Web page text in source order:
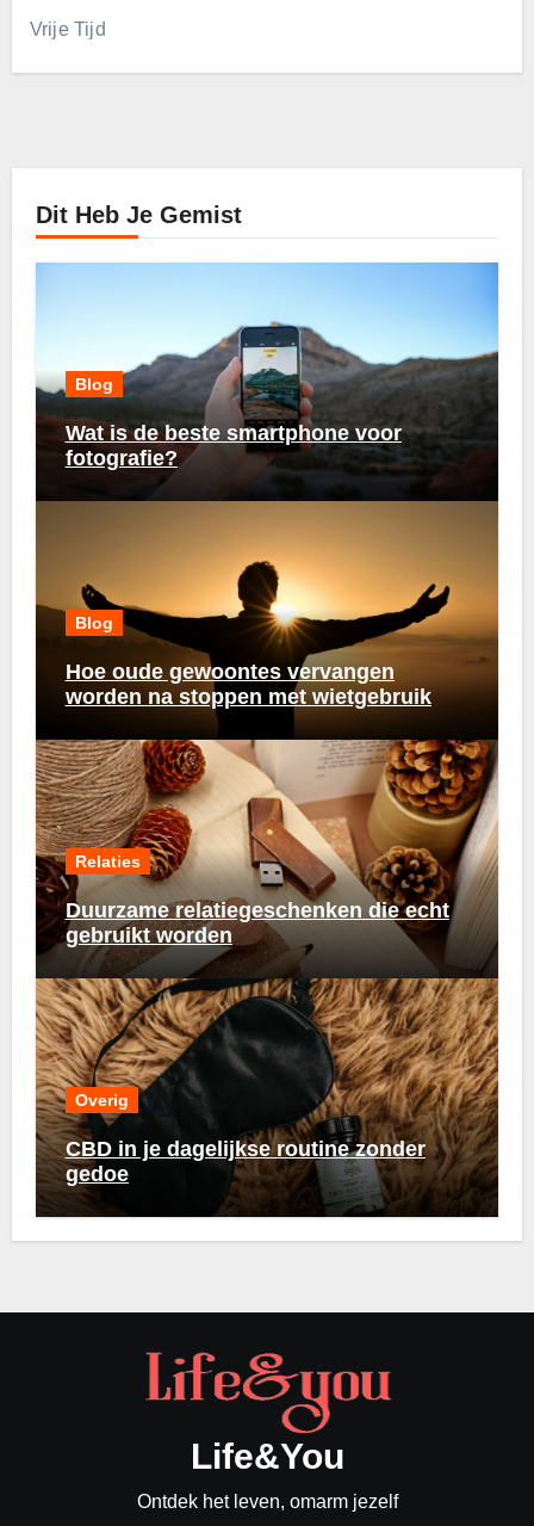
Vrije Tijd
Dit Heb Je Gemist
Blog
Wat is de beste smartphone voor
fotografie?
Blog
Hoe oude gewoontes vervangen
worden na stoppen met wietgebruik
Relaties
Duurzame relatiegeschenken die echt
gebruikt worden
Overig
CBD in je dagelijkse routine zonder
gedoe
Life&You
Ontdek het leven, omarm jezelf